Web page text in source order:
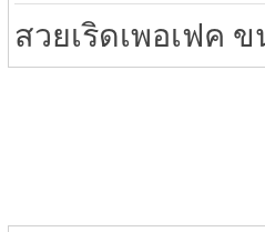
สวยเริดเพอเฟค